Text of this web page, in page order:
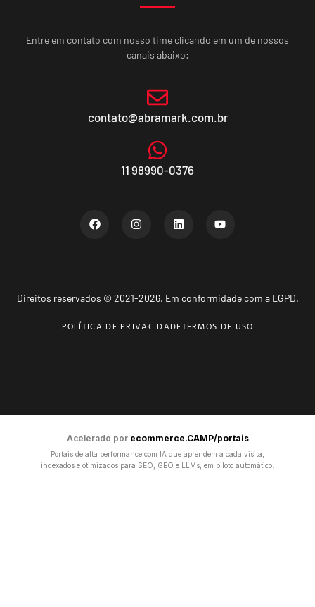
Entre em contato com nosso time clicando em um de nossos
canais abaixo:
contato@abramark.com.br
11 98990-0376
Direitos reservados © 2021-2026. Em conformidade com a LGPD.
POLÍTICA DE PRIVACIDADETERMOS DE USO
Acelerado por ecommerce.CAMP/portais
Portais de alta performance com IA que aprendem a cada visita,
indexados e otimizados para SEO, GEO e LLMs, em piloto automático.